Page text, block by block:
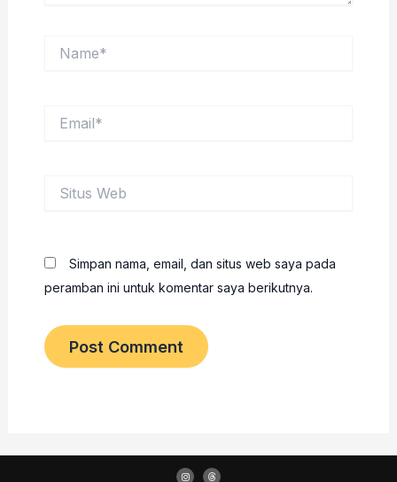
Web
Simpan nama, email, dan situs web saya pada
peramban ini untuk komentar saya berikutnya.
I
n
T
h